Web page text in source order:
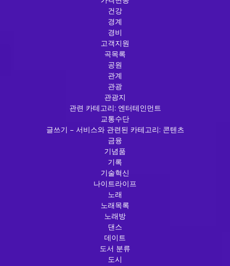
건강
경계
경비
고객지원
곡목록
공원
관계
관광
관광지
관련 카테고리: 엔터테인먼트
교통수단
글쓰기 – 서비스와 관련된 카테고리: 콘텐츠
금융
기념품
기록
기술혁신
나이트라이프
노래
노래목록
노래방
댄스
데이트
도서 분류
도시